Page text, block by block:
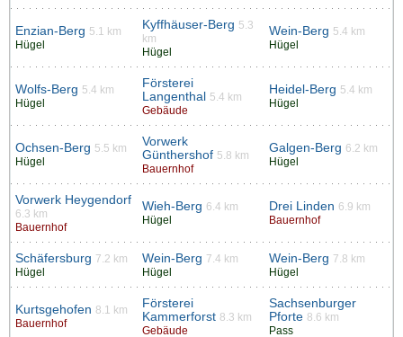
Enzian-Berg 5.1 km
Hügel
Kyffhäuser-Berg 5.3
km
Hügel
Wein-Berg 5.4 km
Hügel
Wolfs-Berg 5.4 km
Hügel
Försterei
Langenthal
5.4 km
Gebäude
Heidel-Berg 5.4 km
Hügel
Ochsen-Berg 5.5 km
Hügel
Vorwerk
Günthershof 5.8 km
Bauernhof
Galgen-Berg 6.2 km
Hügel
Vorwerk Heygendorf
6.3 km
Bauernhof
Wieh-Berg 6.4 km
Hügel
Drei Linden 6.9 km
Bauernhof
Schäfersburg 7.2 km
Hügel
Wein-Berg 7.4 km
Hügel
Wein-Berg 7.8 km
Hügel
Kurtsgehofen 8.1 km
Bauernhof
Försterei
Kammerforst 8.3 km
Gebäude
Sachsenburger
Pforte 8.6 km
Pass